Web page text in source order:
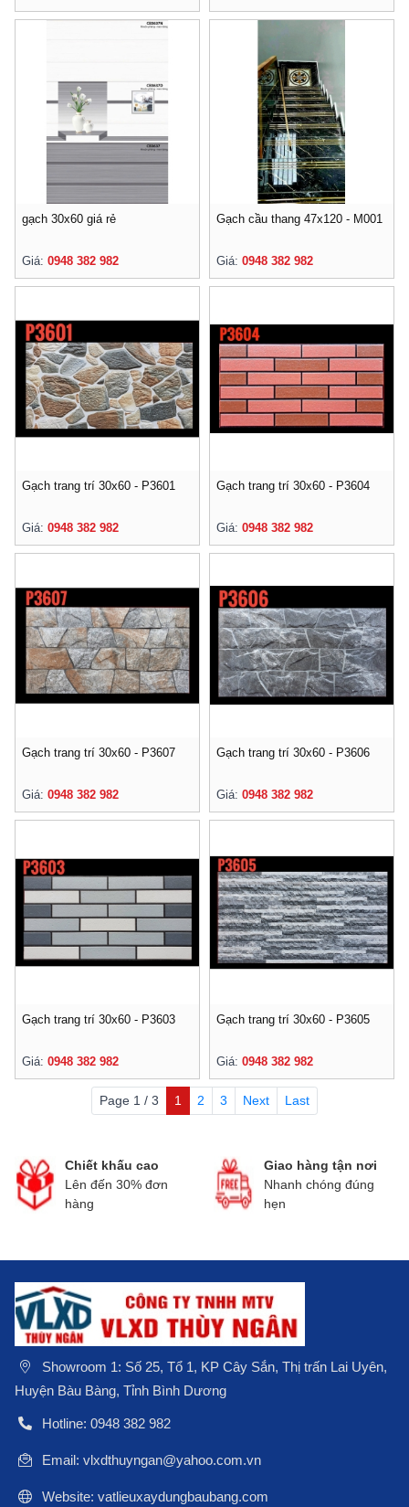
gạch 30x60 giá rẻ
Giá: 0948 382 982
Gạch cầu thang 47x120 - M001
Giá: 0948 382 982
Gạch trang trí 30x60 - P3601
Giá: 0948 382 982
Gạch trang trí 30x60 - P3604
Giá: 0948 382 982
Gạch trang trí 30x60 - P3607
Giá: 0948 382 982
Gạch trang trí 30x60 - P3606
Giá: 0948 382 982
Gạch trang trí 30x60 - P3603
Giá: 0948 382 982
Gạch trang trí 30x60 - P3605
Giá: 0948 382 982
Page 1 / 3 1 2 3 Next Last
Chiết khấu cao
Lên đến 30% đơn
hàng
Giao hàng tận nơi
Nhanh chóng đúng
hẹn
Showroom 1: Số 25, Tổ 1, KP Cây Sắn, Thị trấn Lai Uyên,
Huyện Bàu Bàng, Tỉnh Bình Dương
Hotline: 0948 382 982
Email: vlxdthuyngan@yahoo.com.vn
Website: vatlieuxaydungbaubang.com